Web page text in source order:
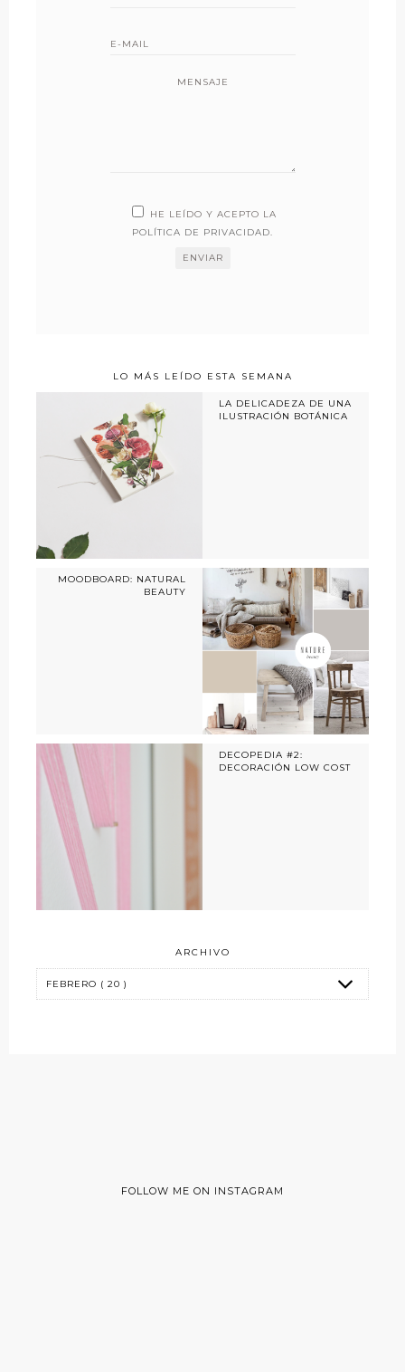
MENSAJE
HE LEÍDO Y ACEPTO LA
POLÍTICA DE PRIVACIDAD
LO MÁS LEÍDO ESTA SEMANA
LA DELICADEZA DE UNA
ILUSTRACIÓN BOTÁNICA
MOODBOARD: NATURAL
BEAUTY
DECOPEDIA #2:
DECORACIÓN LOW COST
ARCHIVO
FOLLOW ME ON INSTAGRAM